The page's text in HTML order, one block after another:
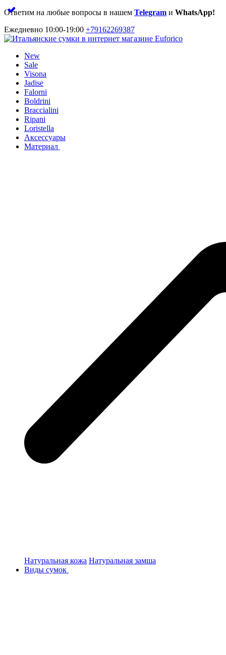
Ответим на любые вопросы в нашем Telegram и WhatsApp!
Ежедневно 10:00-19:00 +79162269387
New
Sale
Visona
Jadise
Falorni
Boldrini
Braccialini
Ripani
Loristella
Аксессуары
Материал
Натуральная кожа Натуральная замша
Виды сумок